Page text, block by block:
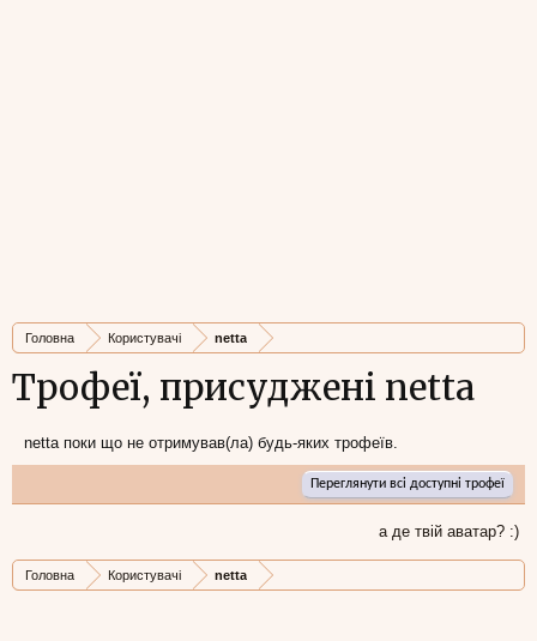
Головна Користувачі netta
Трофеї, присуджені netta
netta поки що не отримував(ла) будь-яких трофеїв.
Переглянути всі доступні трофеї
а де твій аватар? :)
Головна Користувачі netta